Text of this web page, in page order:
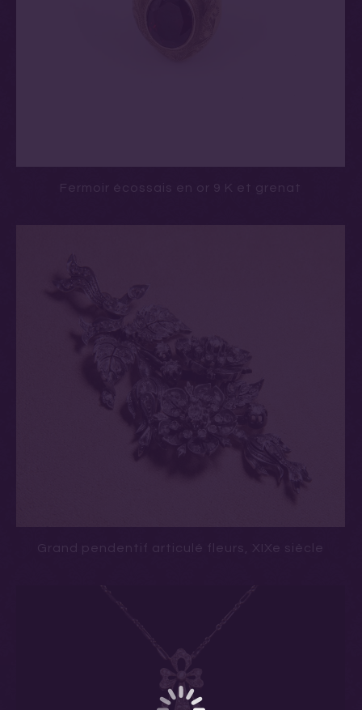
Fermoir écossais en or 9 K et grenat
Grand pendentif articulé fleurs, XIXe siècle